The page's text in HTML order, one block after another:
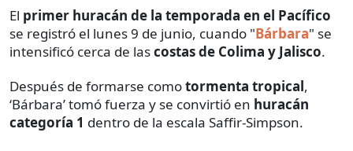
El primer huracán de la temporada en el Pacífico
se registró el lunes 9 de junio, cuando "Bárbara" se
intensificó cerca de lascostas de Colima y Jalisco.
Después de formarse comotormenta tropical,
‘Bárbara’ tomó fuerza y se convirtió en huracán
categoría 1 dentro de la escala Saffir-Simpson.